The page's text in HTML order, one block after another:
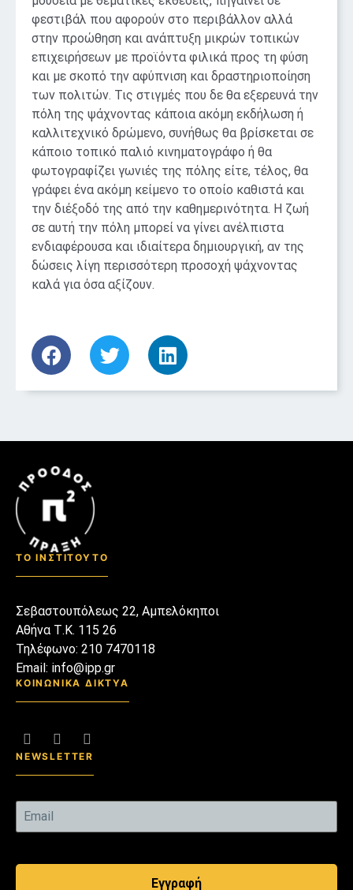
φεστιβάλ που αφορούν στο περιβάλλον αλλά
στην προώθηση και ανάπτυξη μικρών τοπικών
επιχειρήσεων με προϊόντα φιλικά προς τη φύση
και με σκοπό την αφύπνιση και δραστηριοποίηση
των πολιτών. Τις στιγμές που δε θα εξερευνά την
πόλη της ψάχνοντας κάποια ακόμη εκδήλωση ή
καλλιτεχνικό δρώμενο, συνήθως θα βρίσκεται σε
κάποιο τοπικό παλιό κινηματογράφο ή θα
φωτογραφίζει γωνιές της πόλης είτε, τέλος, θα
γράφει ένα ακόμη κείμενο το οποίο καθιστά και
την διέξοδό της από την καθημερινότητα. Η ζωή
σε αυτή την πόλη μπορεί να γίνει ανέλπιστα
ενδιαφέρουσα και ιδιαίτερα δημιουργική, αν της
δώσεις λίγη περισσότερη προσοχή ψάχνοντας
καλά για όσα αξίζουν.
ΤΟ ΙΝΣΤΙΤΟΥΤΟ
Σεβαστουπόλεως 22, Αμπελόκηποι
Αθήνα Τ.Κ. 115 26
Τηλέφωνο: 210 7470118
Email: info@ipp.gr
ΚΟΙΝΩΝΙΚΑ ΔΙΚΤΥΑ
NEWSLETTER
Εγγραφή